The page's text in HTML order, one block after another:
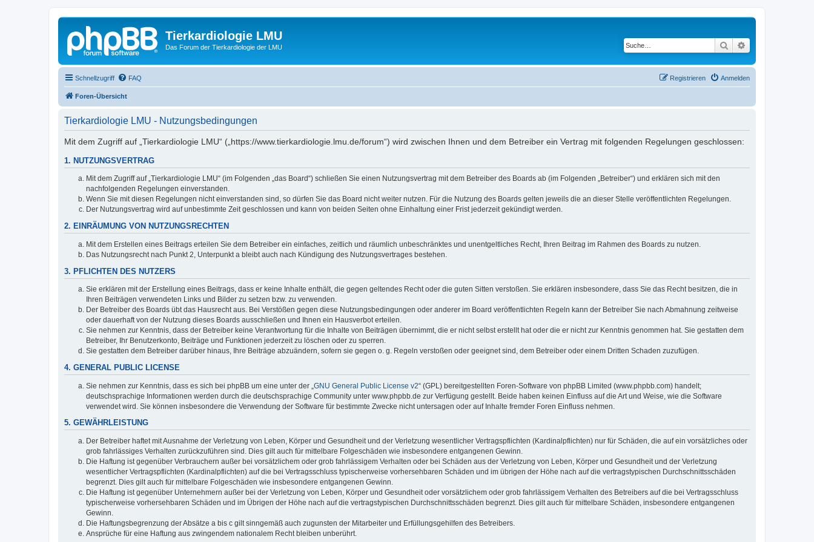
Tierkardiologie LMU
Das Forum der Tierkardiologie der LMU Suche
Schnellzugriff FAQ Anmelden
Registrieren
Foren-Übersicht
Tierkardiologie LMU - Nutzungsbedingungen
Mit dem Zugriff auf „Tierkardiologie LMU“ („https://www.tierkardiologie.lmu.de/forum“) wird zwischen Ihnen und dem Betreiber ein Vertrag mit folgenden Regelungen geschlossen:
1. NUTZUNGSVERTRAG
Mit dem Zugriff auf „Tierkardiologie LMU“ (im Folgenden „das Board“) schließen Sie einen Nutzungsvertrag mit dem Betreiber des Boards ab (im Folgenden „Betreiber“) und erklären sich mit den
nachfolgenden Regelungen einverstanden.
Wenn Sie mit diesen Regelungen nicht einverstanden sind, so dürfen Sie das Board nicht weiter nutzen. Für die Nutzung des Boards gelten jeweils die an dieser Stelle veröffentlichten Regelungen.
Der Nutzungsvertrag wird auf unbestimmte Zeit geschlossen und kann von beiden Seiten ohne Einhaltung einer Frist jederzeit gekündigt werden.
2. EINRÄUMUNG VON NUTZUNGSRECHTEN
Mit dem Erstellen eines Beitrags erteilen Sie dem Betreiber ein einfaches, zeitlich und räumlich unbeschränktes und unentgeltliches Recht, Ihren Beitrag im Rahmen des Boards zu nutzen.
Das Nutzungsrecht nach Punkt 2, Unterpunkt a bleibt auch nach Kündigung des Nutzungsvertrages bestehen.
3. PFLICHTEN DES NUTZERS
Sie erklären mit der Erstellung eines Beitrags, dass er keine Inhalte enthält, die gegen geltendes Recht oder die guten Sitten verstoßen. Sie erklären insbesondere, dass Sie das Recht besitzen, die in
Ihren Beiträgen verwendeten Links und Bilder zu setzen bzw. zu verwenden.
Der Betreiber des Boards übt das Hausrecht aus. Bei Verstößen gegen diese Nutzungsbedingungen oder anderer im Board veröffentlichten Regeln kann der Betreiber Sie nach Abmahnung zeitweise
oder dauerhaft von der Nutzung dieses Boards ausschließen und Ihnen ein Hausverbot erteilen.
Sie nehmen zur Kenntnis, dass der Betreiber keine Verantwortung für die Inhalte von Beiträgen übernimmt, die er nicht selbst erstellt hat oder die er nicht zur Kenntnis genommen hat. Sie gestatten dem
Betreiber, Ihr Benutzerkonto, Beiträge und Funktionen jederzeit zu löschen oder zu sperren.
Sie gestatten dem Betreiber darüber hinaus, Ihre Beiträge abzuändern, sofern sie gegen o. g. Regeln verstoßen oder geeignet sind, dem Betreiber oder einem Dritten Schaden zuzufügen.
4. GENERAL PUBLIC LICENSE
Sie nehmen zur Kenntnis, dass es sich bei phpBB um eine unter der „ GNU General Public License v2“ (GPL) bereitgestellten Foren-Software von phpBB Limited (www.phpbb.com) handelt;
deutschsprachige Informationen werden durch die deutschsprachige Community unter www.phpbb.de zur Verfügung gestellt. Beide haben keinen Einfluss auf die Art und Weise, wie die Software
verwendet wird. Sie können insbesondere die Verwendung der Software für bestimmte Zwecke nicht untersagen oder auf Inhalte fremder Foren Einfluss nehmen.
5. GEWÄHRLEISTUNG
Der Betreiber haftet mit Ausnahme der Verletzung von Leben, Körper und Gesundheit und der Verletzung wesentlicher Vertragspflichten (Kardinalpflichten) nur für Schäden, die auf ein vorsätzliches oder
grob fahrlässiges Verhalten zurückzuführen sind. Dies gilt auch für mittelbare Folgeschäden wie insbesondere entgangenen Gewinn.
Die Haftung ist gegenüber Verbrauchern außer bei vorsätzlichem oder grob fahrlässigem Verhalten oder bei Schäden aus der Verletzung von Leben, Körper und Gesundheit und der Verletzung
wesentlicher Vertragspflichten (Kardinalpflichten) auf die bei Vertragsschluss typischerweise vorhersehbaren Schäden und im übrigen der Höhe nach auf die vertragstypischen Durchschnittsschäden
begrenzt. Dies gilt auch für mittelbare Folgeschäden wie insbesondere entgangenen Gewinn.
Die Haftung ist gegenüber Unternehmern außer bei der Verletzung von Leben, Körper und Gesundheit oder vorsätzlichem oder grob fahrlässigem Verhalten des Betreibers auf die bei Vertragsschluss
typischerweise vorhersehbaren Schäden und im Übrigen der Höhe nach auf die vertragstypischen Durchschnittsschäden begrenzt. Dies gilt auch für mittelbare Schäden, insbesondere entgangenen
Gewinn.
Die Haftungsbegrenzung der Absätze a bis c gilt sinngemäß auch zugunsten der Mitarbeiter und Erfüllungsgehilfen des Betreibers.
Ansprüche für eine Haftung aus zwingendem nationalem Recht bleiben unberührt.